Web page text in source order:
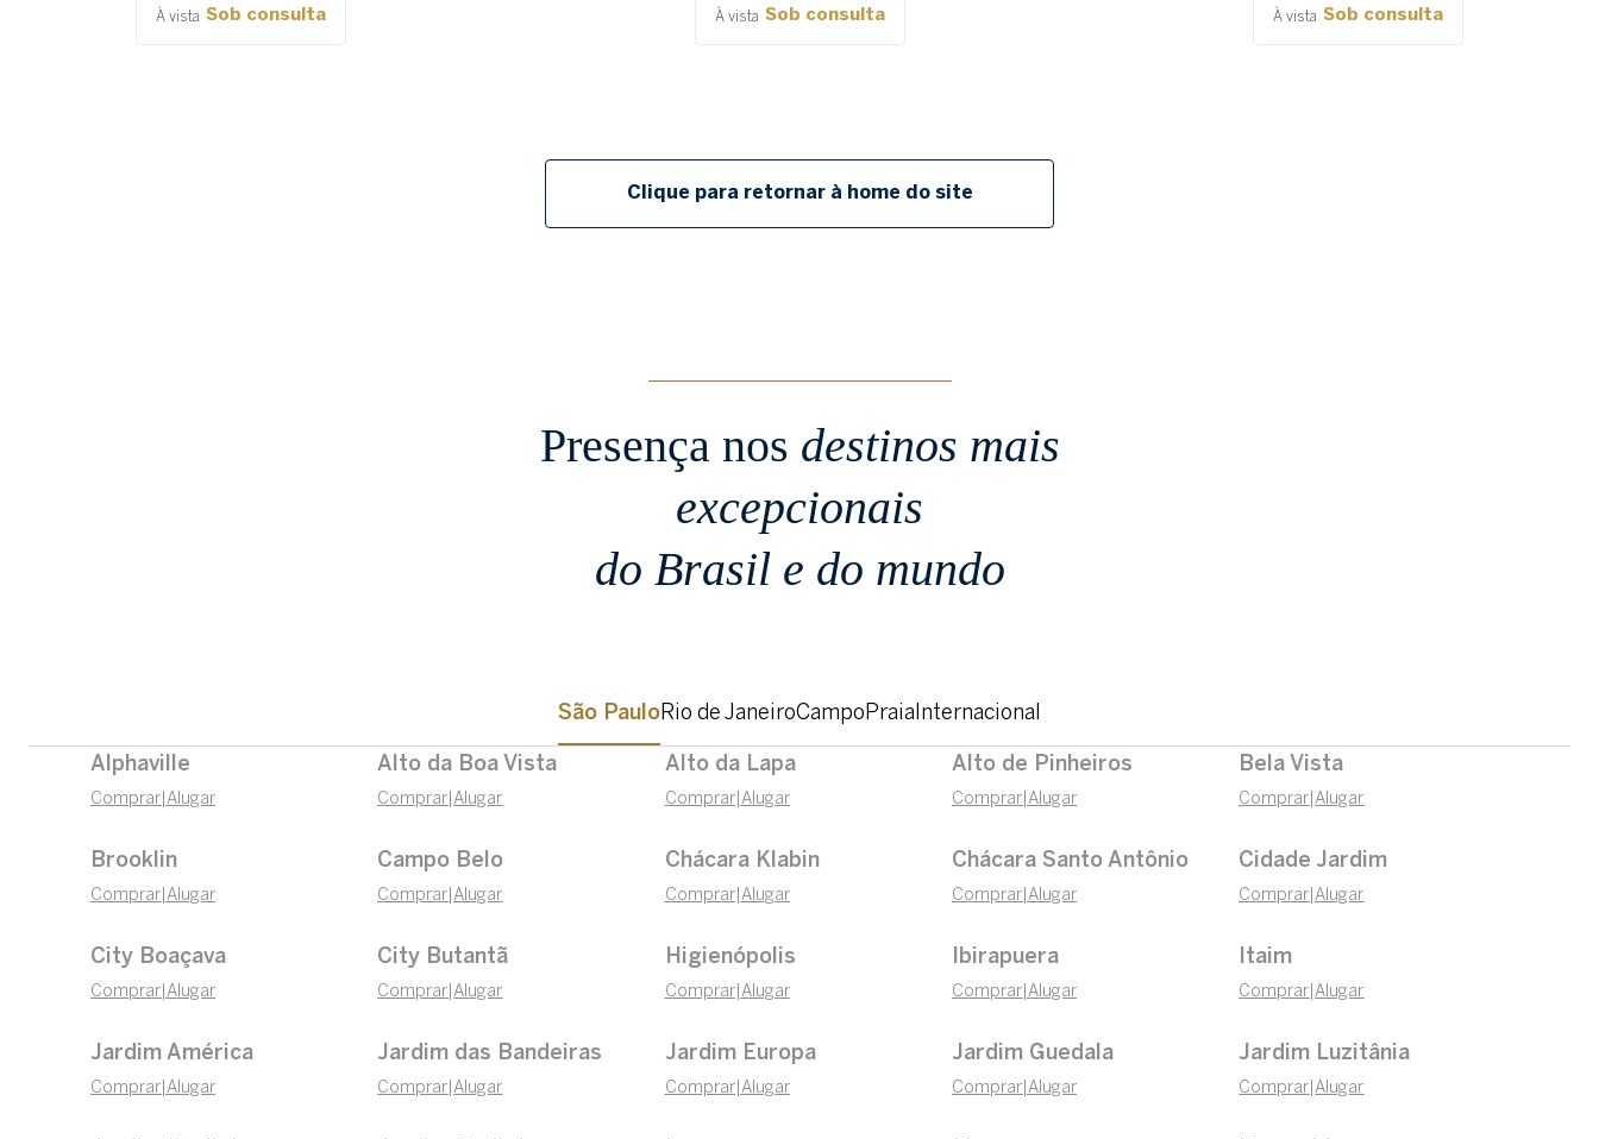
À vista Sob consulta À vista Sob consulta À vista Sob consulta
Clique para retornar à home do site
Presença nos destinos mais
excepcionais
do Brasil e do mundo
São PauloRio de JaneiroCampo Praia Internacional
Alphaville
Comprar Alugar
Alto da Boa Vista
Comprar |Alugar
Alto da Lapa
Comprar| Alugar
Alto de Pinheiros
Comprar |Alugar
Bela Vista
Comprar |Alugar
Brooklin
Comprar Alugar
Campo Belo
Comprar |Alugar
Chácara Klabin
Comprar| Alugar
Chácara Santo Antônio
Comprar |Alugar
Cidade Jardim
Comprar |Alugar
City Boaçava
Comprar Alugar
City Butantã
Comprar |Alugar
Higienópolis
Comprar| Alugar
Ibirapuera
Comprar |Alugar
Itaim
Comprar |Alugar
Jardim América
Comprar Alugar
Jardim das Bandeiras
Comprar |Alugar
Jardim Europa
Comprar| Alugar
Jardim Guedala
Comprar |Alugar
Jardim Luzitânia
Comprar |Alugar